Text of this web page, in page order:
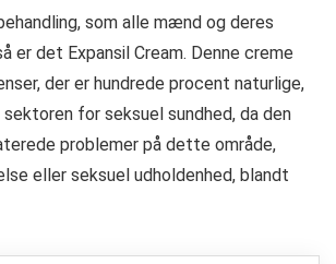
som alle mænd og deres
er det Expansil Cream. Denne creme
der er hundrede procent naturlige,
for seksuel sundhed, da den
problemer på dette område,
eller seksuel udholdenhed, blandt